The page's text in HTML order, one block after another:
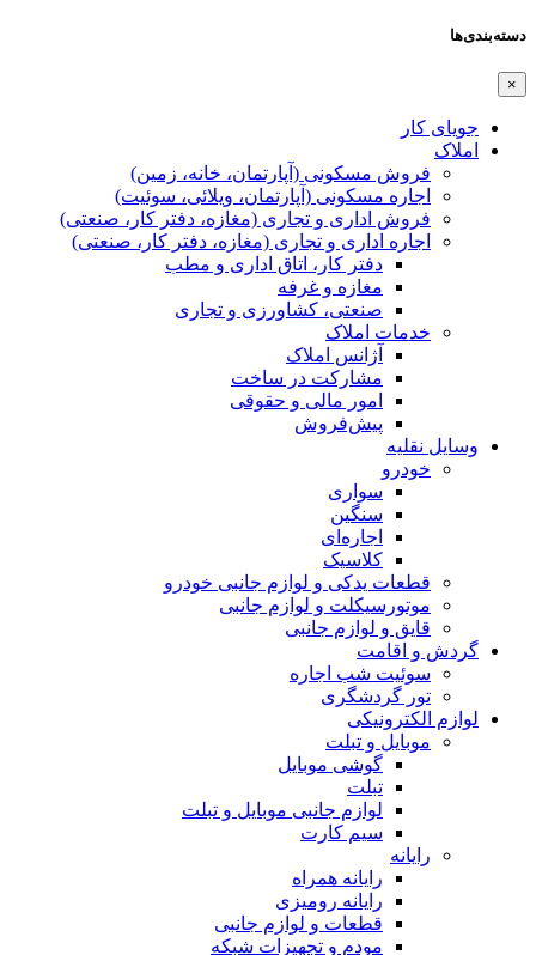
دسته‌بندی‌ها
×
جویای کار
املاک
فروش مسکونی (آپارتمان، خانه، زمین)
اجاره مسکونی (آپارتمان، ویلائی، سوئیت)
فروش اداری و تجاری (مغازه، دفتر کار، صنعتی)
اجاره اداری و تجاری (مغازه، دفتر کار، صنعتی)
دفتر کار، اتاق اداری و مطب
مغازه و غرفه
صنعتی،‌ کشاورزی و تجاری
خدمات املاک
آژانس املاک
مشارکت در ساخت
امور مالی و حقوقی
پیش‌فروش
وسایل نقلیه
خودرو
سواری
سنگین
اجاره‌ای
کلاسیک
قطعات یدکی و لوازم جانبی خودرو
موتورسیکلت و لوازم جانبی
قایق و لوازم جانبی
گردش و اقامت
سوئیت شب اجاره
تور گردشگری
لوازم الکترونیکی
موبایل و تبلت
گوشی موبایل
تبلت
لوازم جانبی موبایل و تبلت
سیم کارت
رایانه
رایانه همراه
رایانه رومیزی
قطعات و لوازم جانبی
مودم و تجهیزات شبکه